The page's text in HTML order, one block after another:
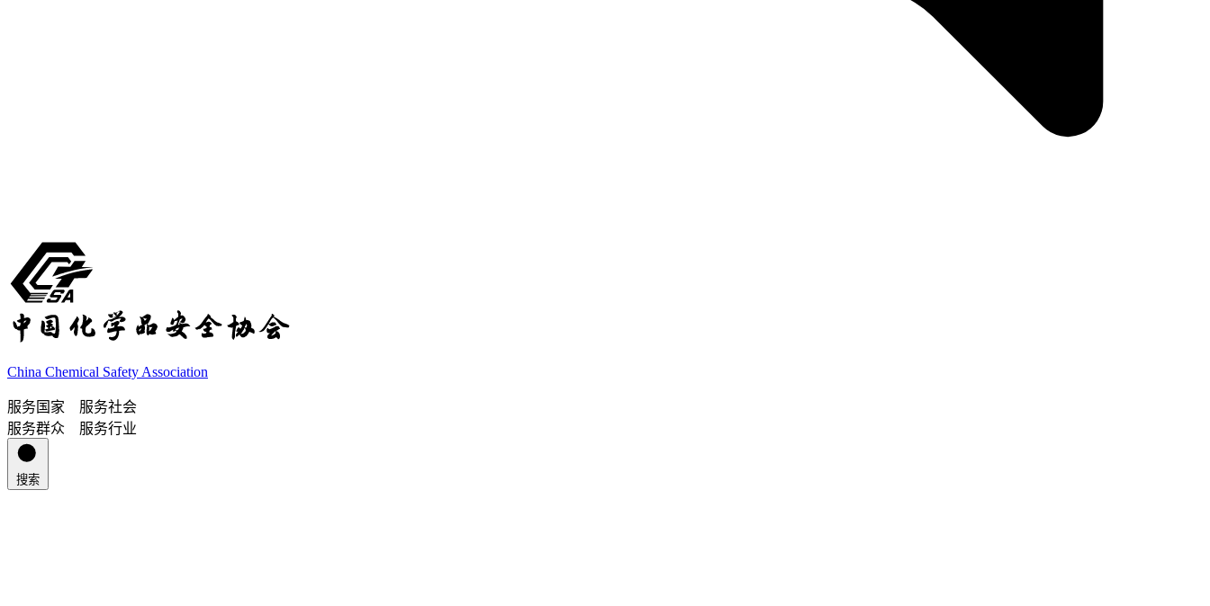
China Chemical Safety Association
服务国家 服务社会
服务群众 服务行业
搜索